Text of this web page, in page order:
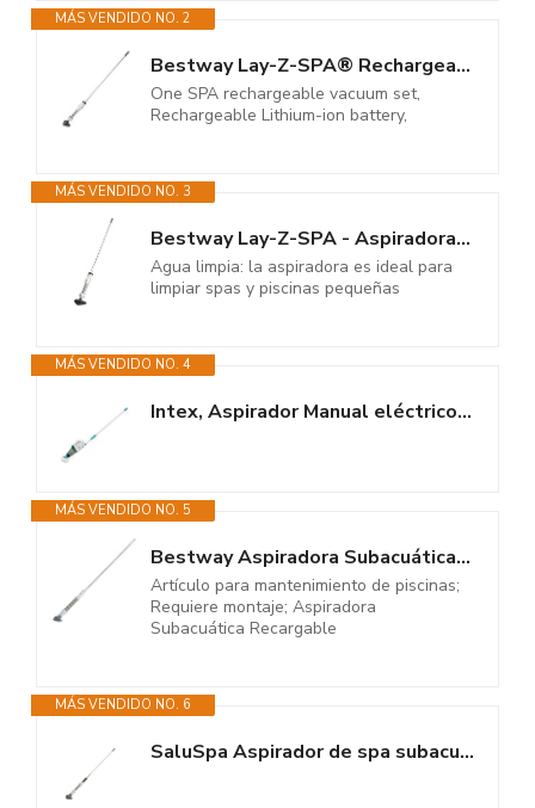
MÁS VENDIDO NO. 2
Bestway Lay-Z-SPA® Rechargeable Underwater Vacuum
One SPA rechargeable vacuum set,
Rechargeable Lithium-ion battery,
MÁS VENDIDO NO. 3
Bestway Lay-Z-SPA - Aspiradora Sumergible a batería (150 cm)
Agua limpia: la aspiradora es ideal para
limpiar spas y piscinas pequeñas
MÁS VENDIDO NO. 4
Intex, Aspirador Manual eléctrico ZR100, Spas y Piscinas hasta 5,49m,...
MÁS VENDIDO NO. 5
Bestway Aspiradora Subacuática Recargable
Artículo para mantenimiento de piscinas;
Requiere montaje; Aspiradora
Subacuática Recargable
MÁS VENDIDO NO. 6
SaluSpa Aspirador de spa subacuático recargable